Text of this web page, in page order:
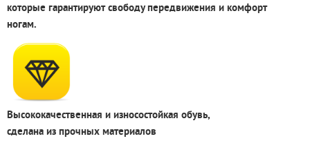
которые гарантируют свободу передвижения и комфорт
ногам.
Высококачественная и износостойкая обувь,
сделана из прочных материалов